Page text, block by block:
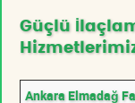
Güçlü
Ankara Elmadağ